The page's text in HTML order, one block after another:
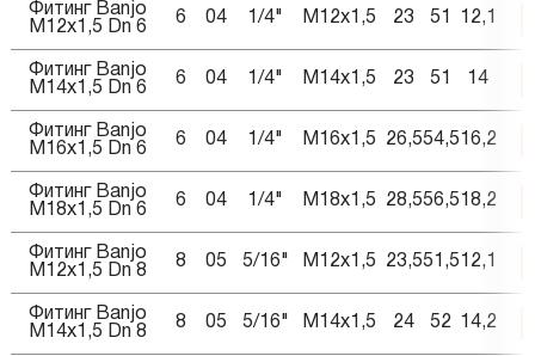
Фитинг Banjo
M12x1,5 Dn 6
6 04 1/4" M12x1,5 23 51 12,1
Фитинг Banjo
M14x1,5 Dn 6
6 04 1/4" M14x1,5 23 51 14
Фитинг Banjo
M16x1,5 Dn 6
6 04 1/4" M16x1,5 26,554,5 16,2
Фитинг Banjo
M18x1,5 Dn 6
6 04 1/4" M18x1,5 28,556,5 18,2
Фитинг Banjo
M12x1,5 Dn 8
8 05 5/16" M12x1,5 23,551,5 12,1
Фитинг Banjo
M14x1,5 Dn 8
8 05 5/16" M14x1,5 24 52 14,2